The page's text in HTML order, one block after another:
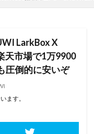
LarkBox X
天市場で1万9900
圧倒的に安いぞ
ます。